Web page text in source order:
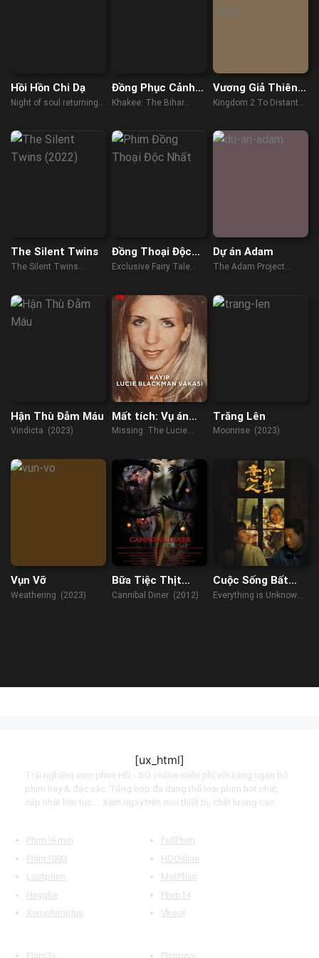
Hồi Hồn Chi Dạ
Night of soul returning
Đồng Phục Cảnh
Sát: Ký Sự Bihar
Khakee: The Bihar
Vương Giả Thiên
Hạ 2: Đại Địa Viễn
Kingdom 2 To Distant
Daichi E) (2022)
The Silent Twins
The Silent Twins
Đồng Thoại Độc
Nhất
Exclusive Fairy Tale
Dự án Adam
The Adam Project
Hận Thù Đẫm Máu
Vindicta (2023)
Mất tích: Vụ án
Lucie Blackman
Missing: The Lucie
Trăng Lên
Moonrise (2023)
Vụn Vỡ
Weathering (2023)
Bữa Tiệc Thịt
Người
Cannibal Diner (2012)
Cuộc Sống Bất
Ngờ
Everything is Unknown